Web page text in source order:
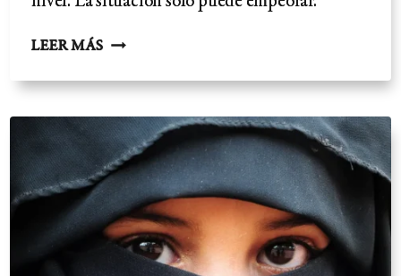
LEER MÁSLA
DE
RADIACIÓN
(RADIACIÓN
ELECTROMAGNÉTICA)
DE
LA
EXPOSICIÓN